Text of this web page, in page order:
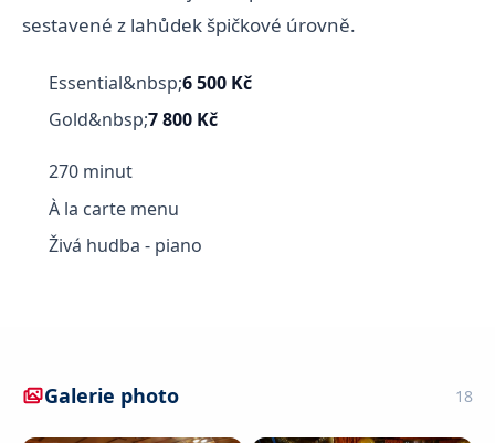
sestavené z lahůdek špičkové úrovně.
Essential&nbsp;6 500 Kč
Gold&nbsp;7 800 Kč
270 minut
À la carte menu
Živá hudba - piano
Galerie photo 18